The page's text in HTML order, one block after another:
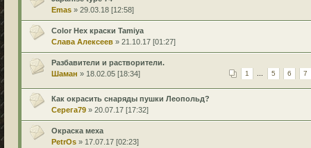
Emas » 29.03.18 [12:58]
Color Hex краски Tamiya
Слава Алексеев » 21.10.17 [01:27]
Разбавители и растворители.
1 ... 5 6 7
Шаман » 18.02.05 [18:34]
Как окрасить снаряды пушки Леопольд?
Серега79 » 20.07.17 [17:32]
Окраска меха
PetrOs » 17.07.17 [02:23]